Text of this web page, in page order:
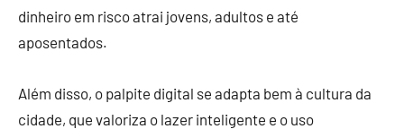
dinheiro em risco atrai jovens, adultos e até
aposentados.
Além disso, o palpite digital se adapta bem à cultura da
cidade, que valoriza o lazer inteligente e o uso